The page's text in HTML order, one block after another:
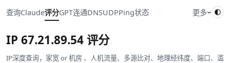
查询Claude评分GPT连通DNSUDPPing状态 更多
IP 67.21.89.54 评分
IP深度查询，家宽 or 机房 、人机流量、多源比对、地理经纬度、端口、滥